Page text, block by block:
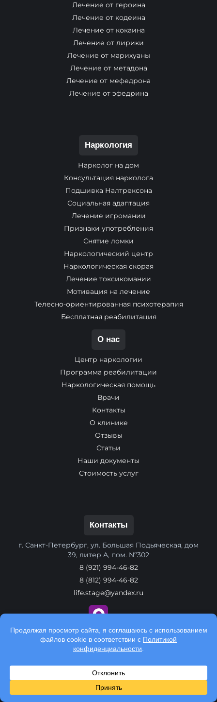
Лечение от героина
Лечение от кодеина
Лечение от кокаина
Лечение от лирики
Лечение от марихуаны
Лечение от метадона
Лечение от мефедрона
Лечение от эфедрина
Наркология
Нарколог на дом
Консультация нарколога
Подшивка Налтрексона
Социальная адаптация
Лечение игромании
Признаки употребления
Снятие ломки
Наркологический центр
Наркологическая скорая
Лечение токсикомании
Мотивация на лечение
Телесно-ориентированная психотерапия
Бесплатная реабилитация
О нас
Центр наркологии
Программа реабилитации
Наркологическая помощь
Врачи
Контакты
О клинике
Отзывы
Статьи
Наши документы
Стоимость услуг
Контакты
г. Санкт-Петербург, ул. Большая Подьяческая, дом
39, литер А, пом. Nº302
8 (921) 994-46-82
8 (812) 994-46-82
life.stage@yandex.ru
Обратный звонок
Способы оплаты: